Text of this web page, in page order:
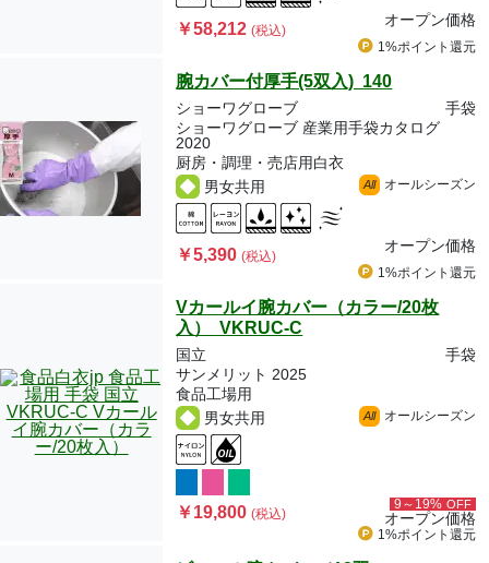
￥58,212(税込)
オープン価格
1%ポイント 還元
腕カバー付厚手(5双入) 140
ショーワグローブ
手袋
ショーワグローブ 産業用手袋カタログ
2020
厨房・調理・売店用白衣
男女共用
All オールシーズン
￥5,390(税込)
オープン価格
1%ポイント 還元
Vカールイ腕カバー（カラー/20枚
入） VKRUC-C
国立
手袋
サンメリット 2025
食品工場用
男女共用
All オールシーズン
￥19,800(税込)
9～19% OFF
オープン価格
1%ポイント 還元